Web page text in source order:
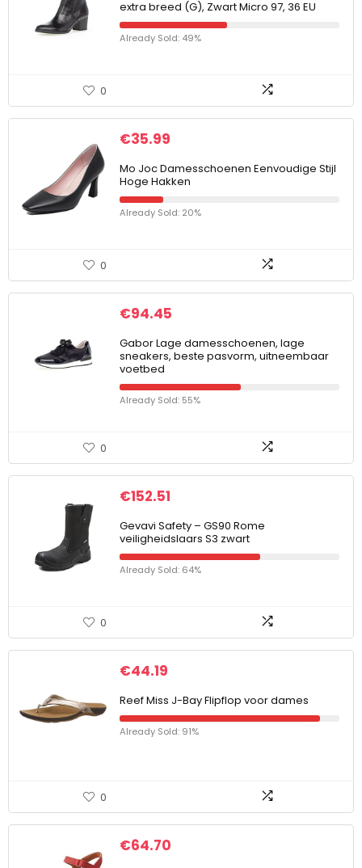
extra breed (G), Zwart Micro 97, 36 EU
Already Sold: 49%
0
€35.99
Mo Joc Damesschoenen Eenvoudige Stijl
Hoge Hakken
Already Sold: 20%
0
€94.45
Gabor Lage damesschoenen, lage
sneakers, beste pasvorm, uitneembaar
voetbed
Already Sold: 55%
0
€152.51
Gevavi Safety – GS90 Rome
veiligheidslaars S3 zwart
Already Sold: 64%
0
€44.19
Reef Miss J-Bay Flipflop voor dames
Already Sold: 91%
0
€64.70